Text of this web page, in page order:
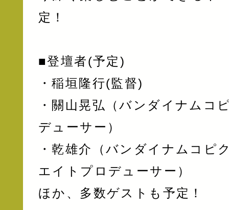
定！
■登壇者(予定)
・稲垣隆行(監督)
・關山晃弘（バンダイナムコ
デューサー）
・乾雄介（バンダイナムコピ
エイトプロデューサー）
ほか、多数ゲストも予定！